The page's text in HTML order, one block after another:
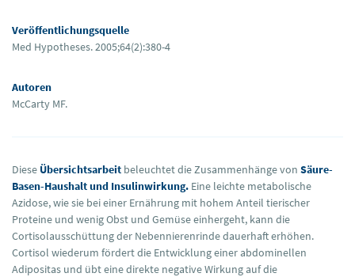
Veröffentlichungsquelle
Med Hypotheses. 2005;64(2):380-4
Autoren
McCarty MF.
Diese Übersichtsarbeit beleuchtet die Zusammenhänge von Säure-
Basen-Haushalt und Insulinwirkung. Eine leichte metabolische
Azidose, wie sie bei einer Ernährung mit hohem Anteil tierischer
Proteine und wenig Obst und Gemüse einhergeht, kann die
Cortisolausschüttung der Nebennierenrinde dauerhaft erhöhen.
Cortisol wiederum fördert die Entwicklung einer abdominellen
Adipositas und übt eine direkte negative Wirkung auf die